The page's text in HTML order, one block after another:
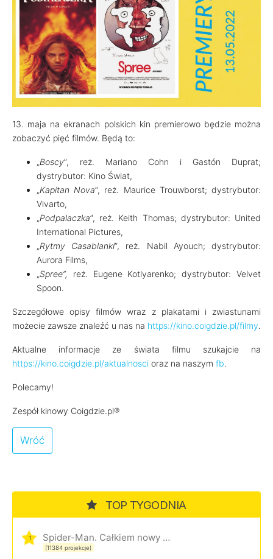
13. maja na ekranach polskich kin premierowo będzie można
zobaczyć pięć filmów. Będą to:
„Boscy”, reż. Mariano Cohn i Gastón Duprat;
dystrybutor: Kino Świat,
„Kapitan Nova”, reż. Maurice Trouwborst; dystrybutor:
Vivarto,
„Podpalaczka”, reż. Keith Thomas; dystrybutor: United
International Pictures,
„Rytmy Casablanki”, reż. Nabil Ayouch; dystrybutor:
Aurora Films,
„Spree”, reż. Eugene Kotlyarenko; dystrybutor: Velvet
Spoon.
Szczegółowe opisy filmów wraz z plakatami i zwiastunami
możecie zawsze znaleźć u nas na https://kino.coigdzie.pl/filmy.
Aktualne informacje ze świata filmu szukajcie na
https://kino.coigdzie.pl/aktualnosci oraz na naszym fb.
Polecamy!
Zespół kinowy Coigdzie.pl®
Wróć
TOP TYGODNIA
1 Spider-Man. Całkiem nowy dzień
(11384 projekcje)